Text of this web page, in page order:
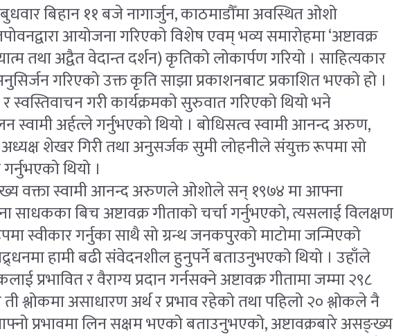
बिहान ११ बजे नागार्जुन, काठमाडौँमा अवस्थित ओशो
आयोजना गरिएको विशेष एवम् भव्य समारोहमा ‘अष्टावक्र
तथा अद्वैत वेदान्त दर्शन) कृतिको लोकार्पण गरियो । साहित्यकार
गरिएको उक्त कृति साझा प्रकाशनबाट प्रकाशित भएको हो ।
स्वस्तिवाचन गरी कार्यक्रमको सुरुवात गरिएको थियो भने
स्वामी अर्हत्ले गर्नुभएको थियो । बोधिसत्व स्वामी आनन्द अरुण,
शेखर गिरी तथा अनुसर्जक सुमी लोहनीले संयुक्त रूपमा सो
थियो ।
वक्ता स्वामी आनन्द अरुणले ओशोले सन् १९७४ मा आफ्ना
साधकका बिच अष्टावक्र गीताको चर्चा गर्नुभएको, त्यसलाई विलक्षण
स्वीकार गर्नुका साथै सो ग्रन्थ जनकपुरको माटोमा जन्मिएको
हामी बढी संवेदनशील हुनुपर्ने बताउनुभएको थियो । उहाँले
प्रभावित र वैराग्य प्रदान गर्नसक्ने अष्टावक्र गीतामा जम्मा २९८
ती श्लोकमा असाधारण अर्थ र प्रभाव रहेको तथा पहिलो २० श्लोकले नै
प्रभावमा लिन सक्षम भएको बताउनुभएको, अष्टावक्रबारे असङ्ख्य